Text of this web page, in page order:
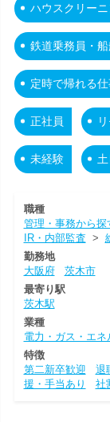
ハウスクリー
鉄道乗務員・
定時で帰れる
正社員
未経験
職種
管理・事務から探
IR・内部監査 >
勤務地
大阪府
茨木市
最寄り駅
茨木駅
業種
電力・ガス・エネ
特徴
第二新卒歓迎
退
援・手当あり
社